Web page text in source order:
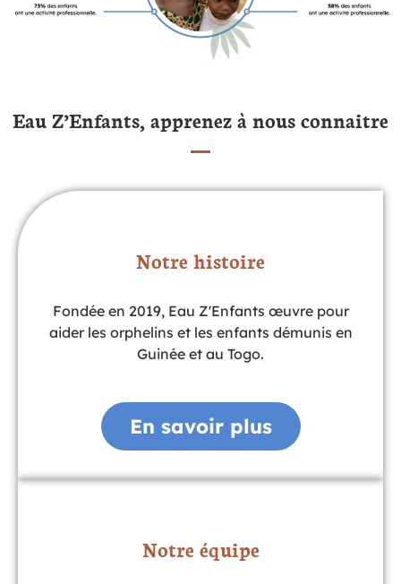
Eau Z’Enfants, apprenez à nous connaitre
Notre histoire
Fondée en 2019, Eau Z'Enfants œuvre pour
aider les orphelins et les enfants démunis en
Guinée et au Togo.
En savoir plus
Notre équipe